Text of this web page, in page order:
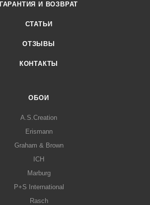
ГАРАНТИЯ И ВОЗВРАТ
СТАТЬИ
ОТЗЫВЫ
КОНТАКТЫ
ОБОИ
A.S.Creation
Erismann
Graham & Brown
ICH
Marburg
P+S International
Rasch